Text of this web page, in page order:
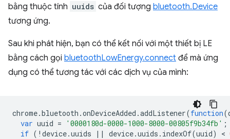
bằng thuộc tính uuids của đối tượng bluetooth.Device
tương ứng.
Sau khi phát hiện, bạn có thể kết nối với một thiết bị LE
bằng cách gọi bluetoothLowEnergy.connect để mà ứng
dụng có thể tương tác với các dịch vụ của mình:
chrome.bluetooth .onDeviceAdded .addListener(function(
var uuid = '0000180d-0000-1000-8000-00805f9b34fb' ;
if ( ! device.uuids || device.uuids . indexOf(uuid) <